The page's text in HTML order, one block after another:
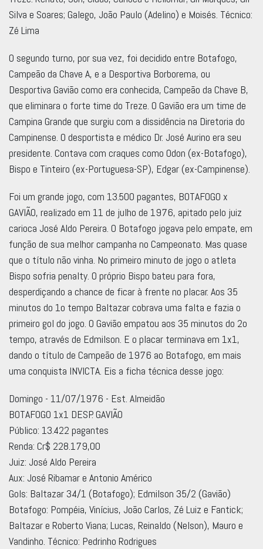
Silva e Soares; Galego, João Paulo (Adelino) e Moisés. Técnico:
Zé Lima
O segundo turno, por sua vez, foi decidido entre Botafogo,
Campeão da Chave A, e a Desportiva Borborema, ou
Desportiva Gavião como era conhecida, Campeão da Chave B,
que eliminara o forte time do Treze. O Gavião era um time de
Campina Grande que surgiu com a dissidência na Diretoria do
Campinense. O desportista e médico Dr. José Aurino era seu
presidente. Contava com craques como Odon (ex-Botafogo),
Bispo e Tinteiro (ex-Portuguesa-SP), Edgar (ex-Campinense).
Foi um grande jogo, com 13.500 pagantes, BOTAFOGO x
GAVIÃO, realizado em 11 de julho de 1976, apitado pelo juiz
carioca José Aldo Pereira. O Botafogo jogava pelo empate, em
função de sua melhor campanha no Campeonato. Mas quase
que o título não vinha. No primeiro minuto de jogo o atleta
Bispo sofria penalty. O próprio Bispo bateu para fora,
desperdiçando a chance de ficar à frente no placar. Aos 35
minutos do 1o tempo Baltazar cobrava uma falta e fazia o
primeiro gol do jogo. O Gavião empatou aos 35 minutos do 2o
tempo, através de Edmilson. E o placar terminava em 1x1,
dando o título de Campeão de 1976 ao Botafogo, em mais
uma conquista INVICTA. Eis a ficha técnica desse jogo:
Domingo - 11/07/1976 - Est. Almeidão
BOTAFOGO 1x1 DESP. GAVIÃO
Público: 13.422 pagantes
Renda: Cr$ 228.179,00
Juiz: José Aldo Pereira
Aux: José Ribamar e Antonio Américo
Gols: Baltazar 34/1 (Botafogo); Edmilson 35/2 (Gavião)
Botafogo: Pompéia, Vinícius, João Carlos, Zé Luiz e Fantick;
Baltazar e Roberto Viana; Lucas, Reinaldo (Nelson), Mauro e
Vandinho. Técnico: Pedrinho Rodrigues